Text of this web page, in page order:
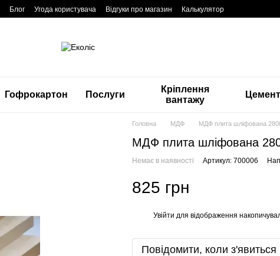
Блог Угода користувача Відгуки про магазин Калькулятор
Гофрокартон Послуги
Кріплення
вантажу
Цемент
Головна МДФ МДФ плита шліфована
МДФ плита шліфована
Немає в наявності Артикул: 700006
825 грн
Увійти для відображення
Повідомити, коли з'явиться